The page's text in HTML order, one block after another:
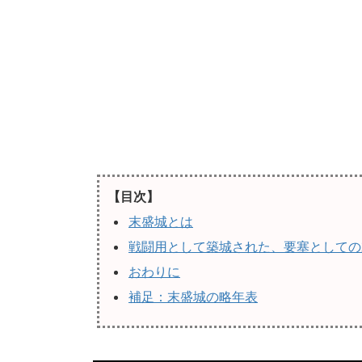
【目次】
末盛城とは
戦闘用として築城された、要塞として
おわりに
補足：末盛城の略年表